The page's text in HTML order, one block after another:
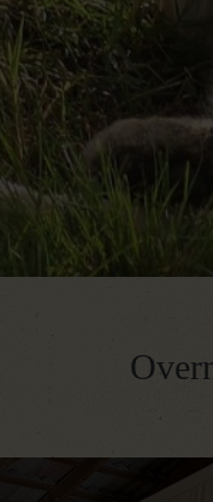
Dag 11 – Ankomst i